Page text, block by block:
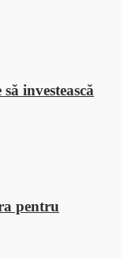
investească
pentru